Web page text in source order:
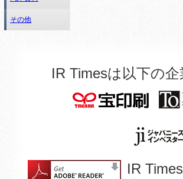
その他
IR Timesは以下の
IR